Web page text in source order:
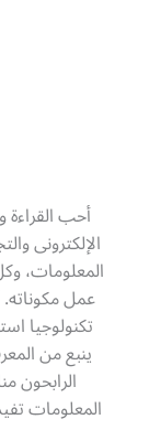
أحب
الإلكترونى
المعلومات،
عمل
تكنولوجيا
ينبع من
الرابحون
المعلومات